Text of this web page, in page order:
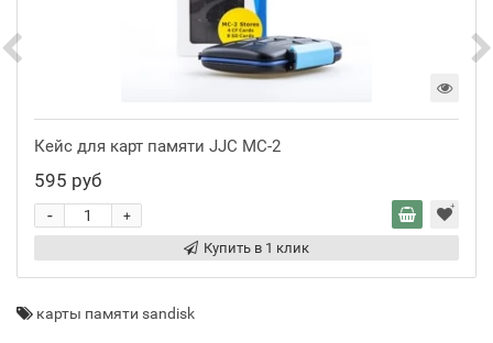
Кейс для карт памяти JJC MC-2
595 руб
+
-
Купить в 1 клик
карты памяти sandisk